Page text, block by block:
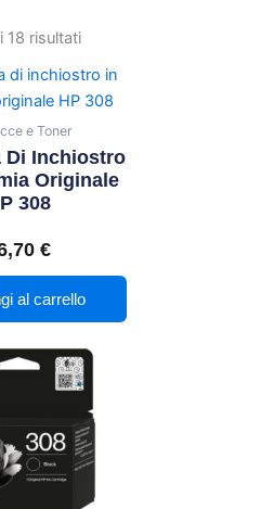
18 risultati
e Toner
Di Inchiostro
Originale
308
€
al carrello